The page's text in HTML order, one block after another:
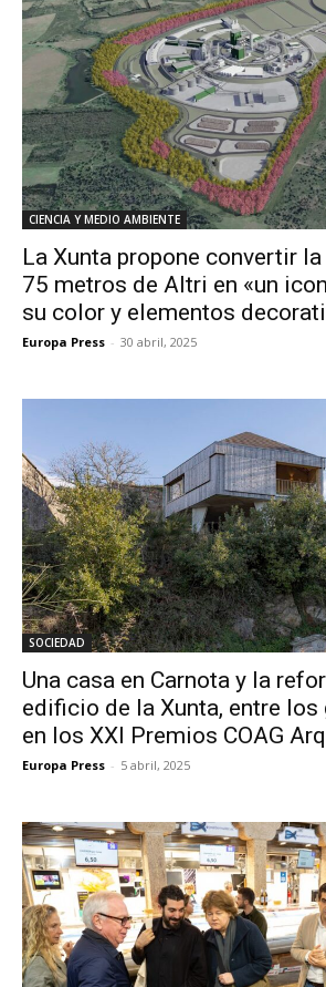
CIENCIA Y MEDIO AMBIENTE
La Xunta propone convertir
75 metros de Altri en «un
su color y elementos
Europa Press - 30 abril, 2025
SOCIEDAD
Una casa en Carnota y la
edificio de la Xunta, entre los
en los XXI Premios COAG
Europa Press - 5 abril, 2025